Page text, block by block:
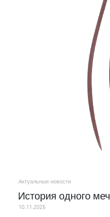
Актуальные новости
История одного
10.11.2025